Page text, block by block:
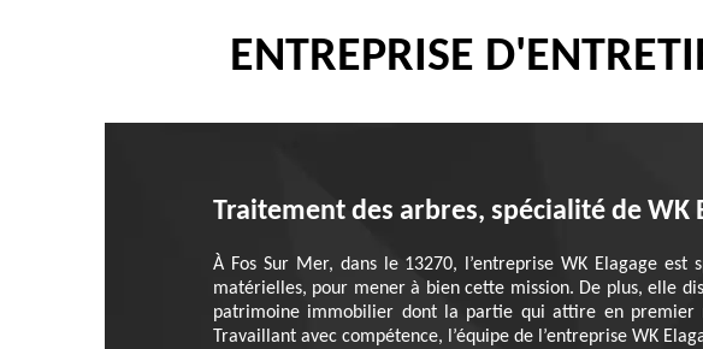
ENTREPRISE
Traitement des arbres, spécialité de WK
À Fos Sur Mer, dans le 13270, l’entreprise WK Elagage
matérielles, pour mener à bien cette mission. De plus, elle
patrimoine immobilier dont la partie qui attire en premier
Travaillant avec compétence, l’équipe de l’entreprise WK